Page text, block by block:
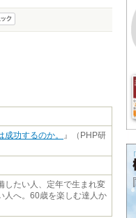
功するのか。
』（PHP研
したい人、定年で生まれ変
人へ。60歳を楽しむ達人か